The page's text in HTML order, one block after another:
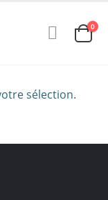
0
sélection.